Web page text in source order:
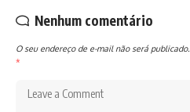
Nenhum comentário
O seu endereço de e-mail não será publicado.
*